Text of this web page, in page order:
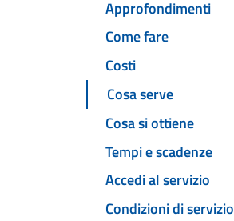
Approfondimenti
Come fare
Costi
Cosa serve
Cosa si ottiene
Tempi e scadenze
Accedi al servizio
Condizioni di servizio